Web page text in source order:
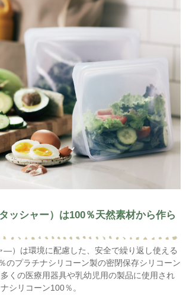
ッシャー）は100％天然素材から作ら
―）は環境に配慮した、安全で繰り返し使える
のプラチナシリコーン製の密閉保存シリコーン
くの医療用器具や乳幼児用の製品に使用され
シリコーン100％。